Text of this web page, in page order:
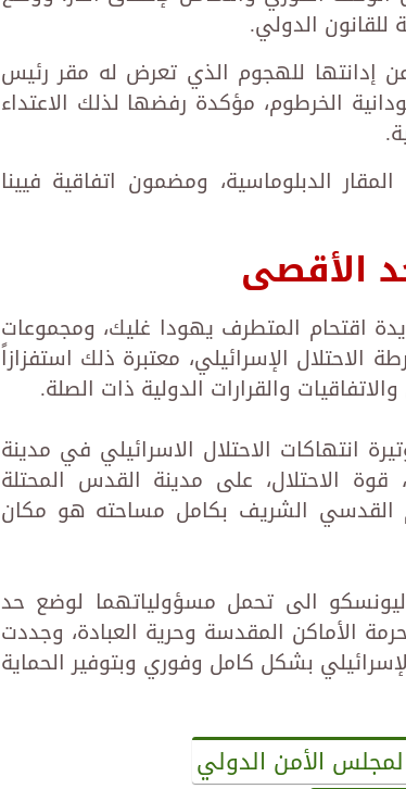
للقانون الدولي.
عن إدانتها للهجوم الذي تعرض له مقر رئيس
الخرطوم، مؤكدة رفضها لذلك الاعتداء
الدبلوماسية، ومضمون اتفاقية فيينا
الأقصى
اقتحام المتطرف يهودا غليك، ومجموعات
الإسرائيلي، معتبرة ذلك استفزازاً
والقرارات الدولية ذات الصلة.
انتهاكات الاحتلال الاسرائيلي في مدينة
قوة الاحتلال، على مدينة القدس المحتلة
القدسي الشريف بكامل مساحته هو مكان
الى تحمل مسؤولياتهما لوضع حد
الأماكن المقدسة وحرية العبادة، وجددت
بشكل كامل وفوري وبتوفير الحماية
الأمن الدولي